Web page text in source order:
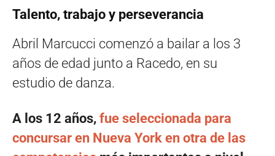
Talento, trabajo y perseverancia
Abril Marcucci comenzó a bailar a los 3
años de edad junto a Racedo, en su
estudio de danza.
A los 12 años, fue seleccionada para
concursar en Nueva York en otra de las